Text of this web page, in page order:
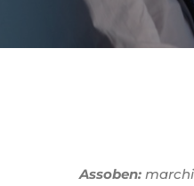
Assoben: